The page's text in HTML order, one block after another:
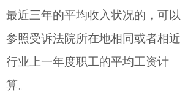
最近三年的平均收入状况的，可以
参照受诉法院所在地相同或者相近
行业上一年度职工的平均工资计
算。